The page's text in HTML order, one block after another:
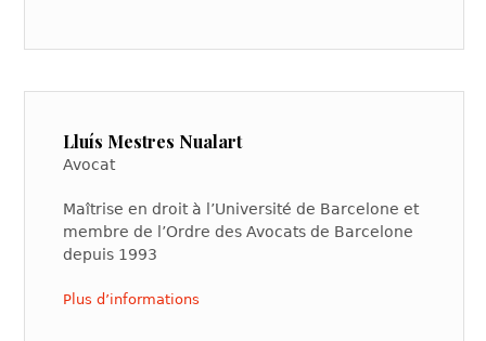
Lluís Mestres Nualart
Avocat
Maîtrise en droit à l’Université de Barcelone et
membre de l’Ordre des Avocats de Barcelone
depuis 1993
Plus d’informations